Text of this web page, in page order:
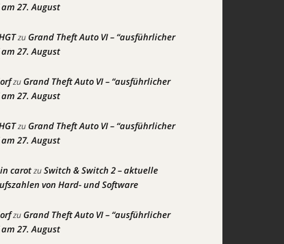
am 27. August
zuGrand Theft Auto VI – “ausführlicher
am 27. August
zuGrand Theft Auto VI – “ausführlicher
am 27. August
zuGrand Theft Auto VI – “ausführlicher
am 27. August
carotzuSwitch & Switch 2 – aktuelle
von Hard- und Software
zuGrand Theft Auto VI – “ausführlicher
am 27. August